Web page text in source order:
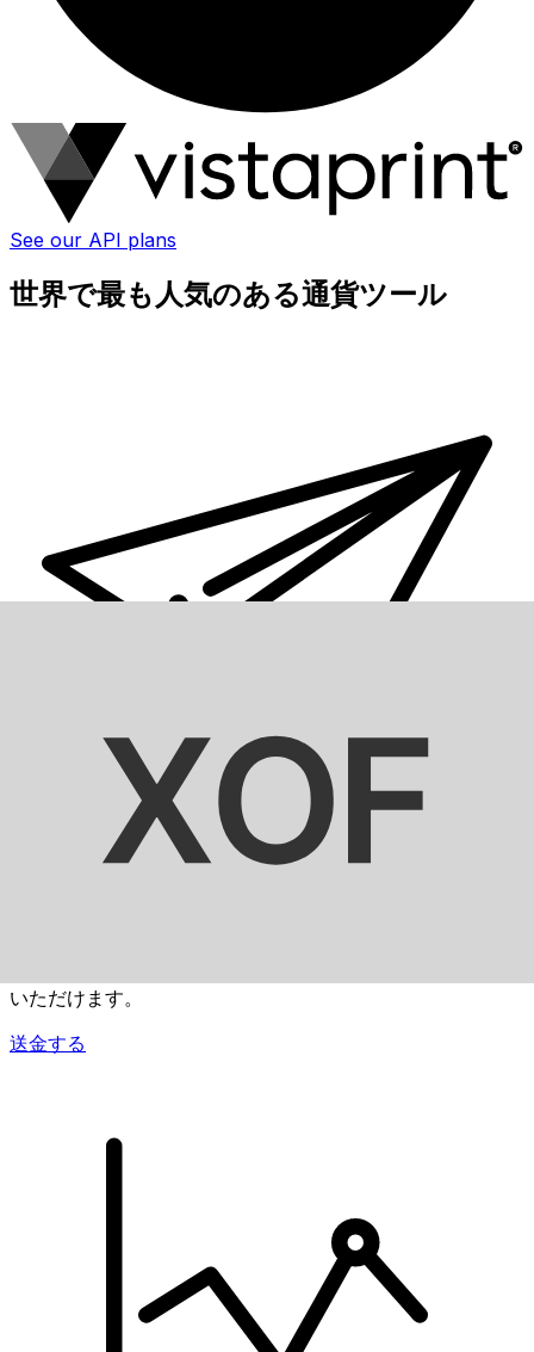
See our API plans
世界で最も人気のある通貨ツール
いただけます。
送金する